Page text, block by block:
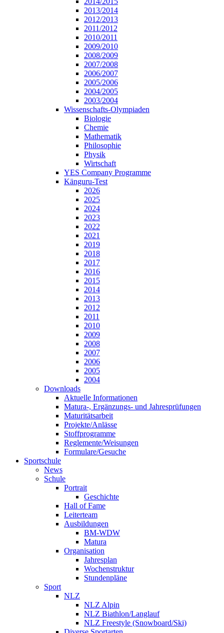
2013/2014
2012/2013
2011/2012
2010/2011
2009/2010
2008/2009
2007/2008
2006/2007
2005/2006
2004/2005
2003/2004
Wissenschafts-Olympiaden
Biologie
Chemie
Mathematik
Philosophie
Physik
Wirtschaft
YES Company Programme
Känguru-Test
2026
2025
2024
2023
2022
2021
2019
2018
2017
2016
2015
2014
2013
2012
2011
2010
2009
2008
2007
2006
2005
2004
Downloads
Aktuelle Informationen
Matura-, Ergänzungs- und Jahresprüfungen
Maturitätsarbeit
Projekte/Anlässe
Stoffprogramme
Reglemente/Weisungen
Formulare/Gesuche
Sportschule
News
Schule
Portrait
Geschichte
Hall of Fame
Leiterteam
Ausbildungen
BM-WDW
Matura
Organisation
Jahresplan
Wochenstruktur
Stundenpläne
Sport
NLZ
NLZ Alpin
NLZ Biathlon/Langlauf
NLZ Freestyle (Snowboard/Ski)